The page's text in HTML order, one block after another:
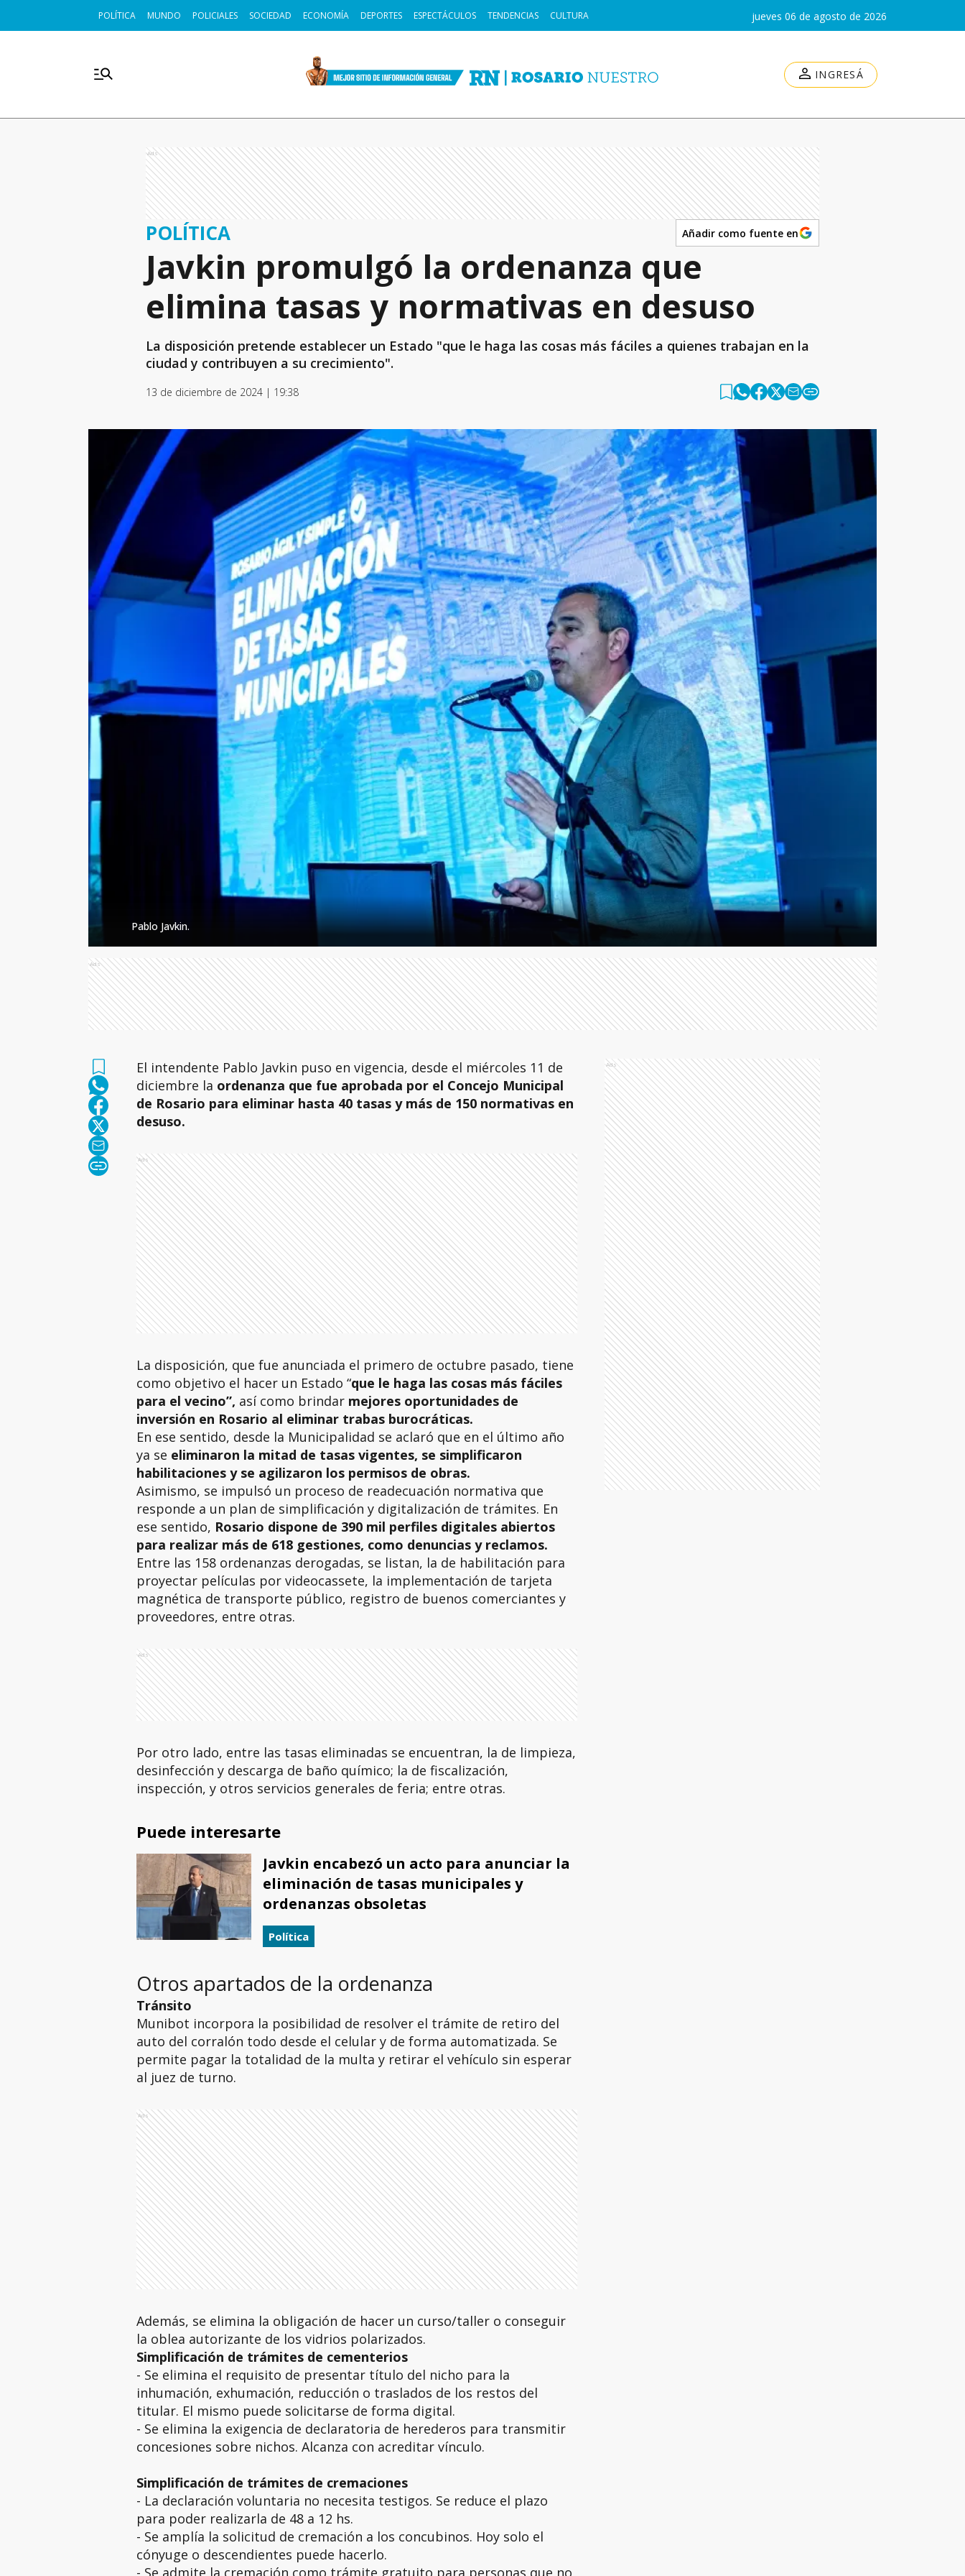
POLÍTICA MUNDO POLICIALES SOCIEDAD ECONOMÍA DEPORTES ESPECTÁCULOS TENDENCIAS CULTURA jueves 06 de agosto de 2026
INGRESÁ
Ads
POLÍTICA Añadir como fuente en
Javkin promulgó la ordenanza que
elimina tasas y normativas en desuso
La disposición pretende establecer un Estado "que le haga las cosas más fáciles a quienes trabajan en la
ciudad y contribuyen a su crecimiento".
13 de diciembre de 2024 | 19:38
Pablo Javkin.
Ads
El intendente Pablo Javkin puso en vigencia, desde el miércoles 11 de
diciembre la ordenanza que fue aprobada por el Concejo Municipal
de Rosario para eliminar hasta 40 tasas y más de 150 normativas en
desuso.
Ads
La disposición, que fue anunciada el primero de octubre pasado, tiene
como objetivo el hacer un Estado “que le haga las cosas más fáciles
para el vecino”, así como brindar mejores oportunidades de
inversión en Rosario al eliminar trabas burocráticas.
En ese sentido, desde la Municipalidad se aclaró que en el último año
ya se eliminaron la mitad de tasas vigentes, se simplificaron
habilitaciones y se agilizaron los permisos de obras.
Asimismo, se impulsó un proceso de readecuación normativa que
responde a un plan de simplificación y digitalización de trámites. En
ese sentido, Rosario dispone de 390 mil perfiles digitales abiertos
para realizar más de 618 gestiones, como denuncias y reclamos.
Entre las 158 ordenanzas derogadas, se listan, la de habilitación para
proyectar películas por videocassete, la implementación de tarjeta
magnética de transporte público, registro de buenos comerciantes y
proveedores, entre otras.
Ads
Por otro lado, entre las tasas eliminadas se encuentran, la de limpieza,
desinfección y descarga de baño químico; la de fiscalización,
inspección, y otros servicios generales de feria; entre otras.
Puede interesarte
Javkin encabezó un acto para anunciar la
eliminación de tasas municipales y
ordenanzas obsoletas
Política
Otros apartados de la ordenanza
Tránsito
Munibot incorpora la posibilidad de resolver el trámite de retiro del
auto del corralón todo desde el celular y de forma automatizada. Se
permite pagar la totalidad de la multa y retirar el vehículo sin esperar
al juez de turno.
Ads
Además, se elimina la obligación de hacer un curso/taller o conseguir
la oblea autorizante de los vidrios polarizados.
Simplificación de trámites de cementerios
- Se elimina el requisito de presentar título del nicho para la
inhumación, exhumación, reducción o traslados de los restos del
titular. El mismo puede solicitarse de forma digital.
- Se elimina la exigencia de declaratoria de herederos para transmitir
concesiones sobre nichos. Alcanza con acreditar vínculo.
Simplificación de trámites de cremaciones
- La declaración voluntaria no necesita testigos. Se reduce el plazo
para poder realizarla de 48 a 12 hs.
- Se amplía la solicitud de cremación a los concubinos. Hoy solo el
cónyuge o descendientes puede hacerlo.
- Se admite la cremación como trámite gratuito para personas que no
Ads